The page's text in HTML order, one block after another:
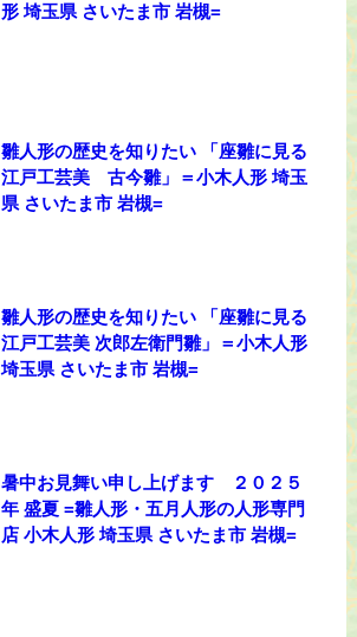
形 埼玉県 さいたま市 岩槻=
雛人形の歴史を知りたい 「座雛に見る
江戸工芸美 古今雛」＝小木人形 埼玉
県 さいたま市 岩槻=
雛人形の歴史を知りたい 「座雛に見る
江戸工芸美 次郎左衛門雛」＝小木人形
埼玉県 さいたま市 岩槻=
暑中お見舞い申し上げます ２０２５
年 盛夏 =雛人形・五月人形の人形専門
店 小木人形 埼玉県 さいたま市 岩槻=